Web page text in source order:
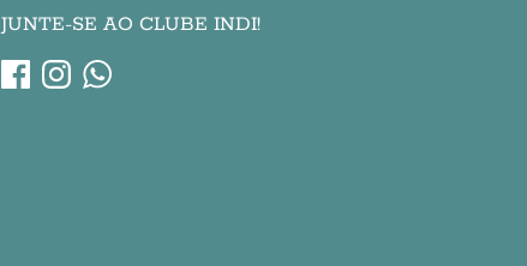
JUNTE-SE AO CLUBE INDI!